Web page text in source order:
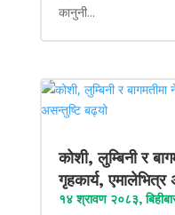
कानुनी...
कोशी, लुम्बिनी र
गृहकार्य, एमालेभित्र
१४ श्रावण २०८३,